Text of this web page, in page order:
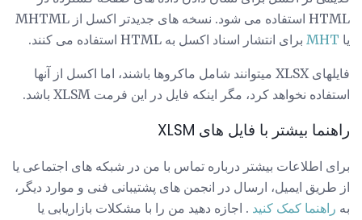
HTML استفاده می شود. نسخه های جدیدتر اکسل از MHTML
یا MHT برای انتشار اسناد اکسل به HTML استفاده می کنند.
فایلهای XLSX میتوانند شامل ماکروها باشند، اما اکسل از آنها
استفاده نخواهد کرد، مگر اینکه فایل در این فرمت XLSM باشد.
راهنما بیشتر با فایل های XLSM
برای اطلاعات بیشتر درباره تماس با من در شبکه های اجتماعی یا
از طریق ایمیل، ارسال در انجمن های پشتیبانی فنی و موارد دیگر،
به راهنما کمک کنید . اجازه دهید من را با مشکلات بازاریابی یا